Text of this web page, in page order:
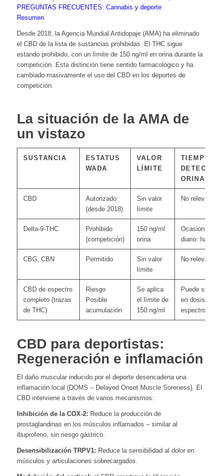
PREGUNTAS FRECUENTES: Cannabis y deporte
Resumen
Desde 2018, la Agencia Mundial Antidopaje (AMA) ha eliminado
el CBD de la lista de sustancias prohibidas. El THC sigue
estando prohibido, con un límite de 150 ng/ml en orina durante la
competición. Esta distinción tiene sentido farmacológico y ha
cambiado masivamente el uso del CBD en los deportes de
competición.
La situación de la AMA de
un vistazo
SUSTANCIA
ESTATUS
WADA
VALOR
LÍMITE
TIEMPO
ORINA
CBD
Autorizado
(desde 2018)
Sin valor
límite
No relevante
Delta-9-THC
Prohibido
(competición)
150 ng/ml
orina
Ocasional: 3-
diario: hasta
CBG, CBN Permitido
Sin valor
límite
No relevante
CBD de espectro
completo (trazas
de THC)
Riesgo
Posible
acumulación
Se aplica
el límite de
150 ng/ml
Puede
en dosis altas
espectro
CBD para deportistas:
Regeneración e inflamación
El daño muscular inducido por el deporte desencadena una
inflamación local (DOMS – Delayed Onset Muscle Soreness). El
CBD interviene a través de varios mecanismos:
Inhibición de la COX-2: Reduce la producción de
prostaglandinas en los músculos inflamados – similar al
ibuprofeno, sin riesgo gástrico.
Desensibilización TRPV1: Reduce la sensibilidad al dolor en
músculos y articulaciones sobrecargados.